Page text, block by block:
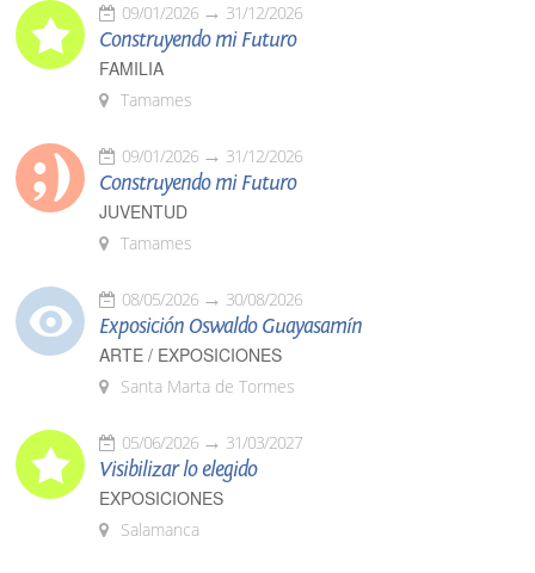
09/01/2026 31/12/2026
Construyendo mi Futuro
FAMILIA
Tamames
09/01/2026 31/12/2026
Construyendo mi Futuro
JUVENTUD
Tamames
08/05/2026 30/08/2026
Exposición Oswaldo Guayasamín
ARTE / EXPOSICIONES
Santa Marta de Tormes
05/06/2026 31/03/2027
Visibilizar lo elegido
EXPOSICIONES
Salamanca